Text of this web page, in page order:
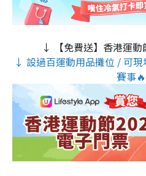
↓ 【免費送】香港運
↓ 設過百運動用品攤位 / 可
賽事